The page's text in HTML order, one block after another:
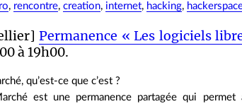
, rencontre,creation, internet, hacking,
Permanence « Les logiciels
à 19h00.
qu’est-ce que c’est ?
est une permanence partagée qui